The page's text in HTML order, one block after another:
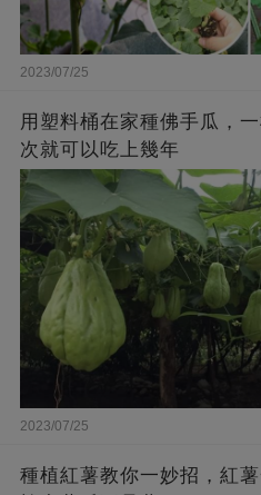
2023/07/25
用塑料桶在家種佛手瓜，
次就可以吃上幾年
2023/07/25
種植紅薯教你一妙招，紅